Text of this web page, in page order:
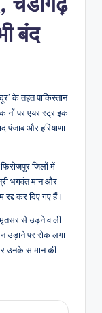
बंद
के तहत पाकिस्तान
पर एयर स्ट्राइक
पंजाब और हरियाणा
जिलों में
भगवंत मान और
कर दिए गए हैं।
से उड़ने वाली
उड़ाने पर रोक लगा
उनके सामान की